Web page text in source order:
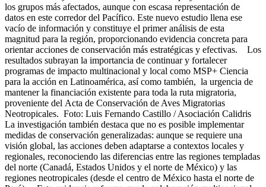
los grupos más afectados, aunque con escasa representación de
datos en este corredor del Pacífico. Este nuevo estudio llena ese
vacío de información y constituye el primer análisis de esta
magnitud para la región, proporcionando evidencia concreta para
orientar acciones de conservación más estratégicas y efectivas. Los
resultados subrayan la importancia de continuar y fortalecer
programas de impacto multinacional y local como MSP+ Ciencia
para la acción en Latinoamérica, así como también, la urgencia de
mantener la financiación existente para toda la ruta migratoria,
proveniente del Acta de Conservación de Aves Migratorias
Neotropicales. Foto: Luis Fernando Castillo / Asociación Calidris
La investigación también destaca que no es posible implementar
medidas de conservación generalizadas: aunque se requiere una
visión global, las acciones deben adaptarse a contextos locales y
regionales, reconociendo las diferencias entre las regiones templadas
del norte (Canadá, Estados Unidos y el norte de México) y las
regiones neotropicales (desde el centro de México hasta el norte de